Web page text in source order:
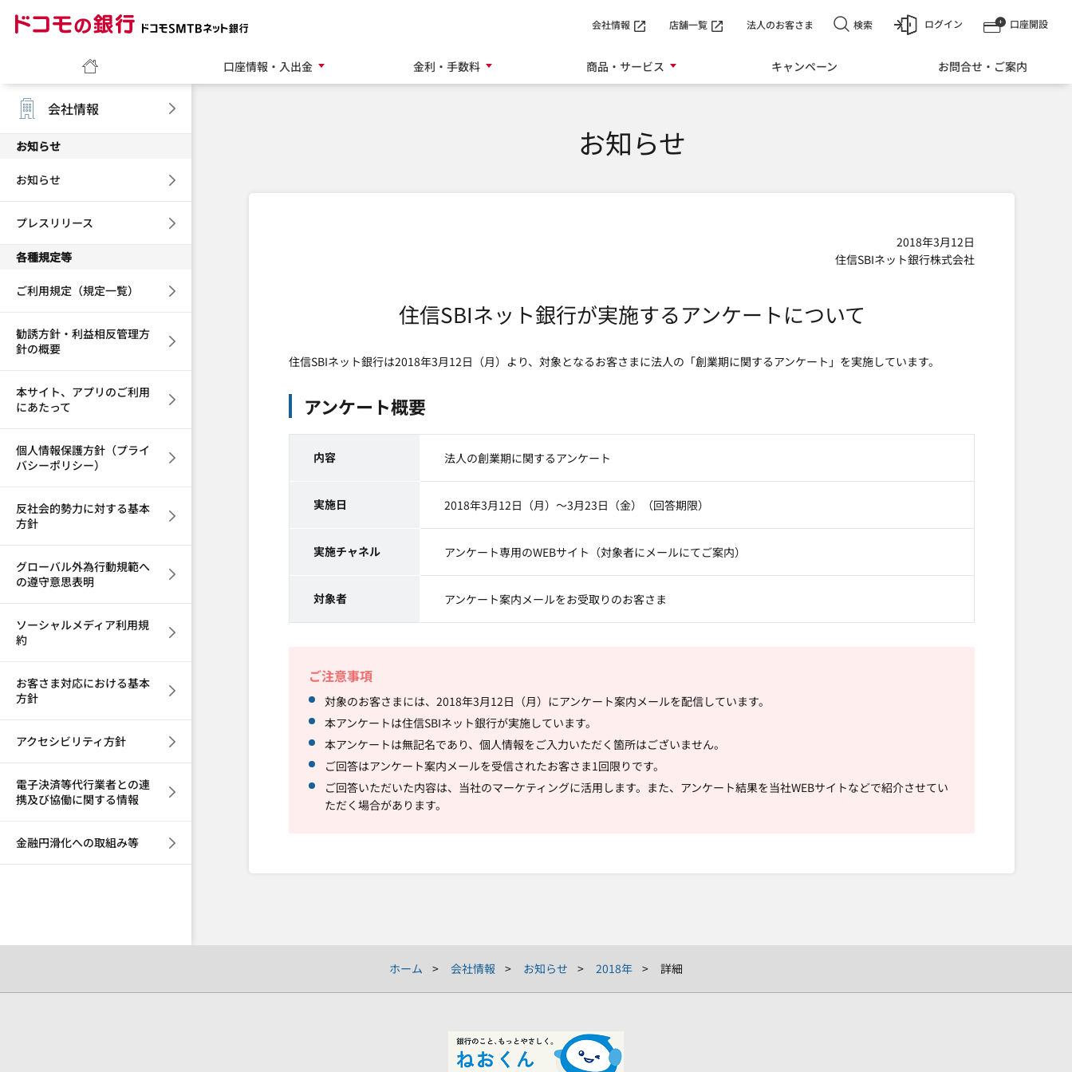
口座開設
ログイン
口座情報・入出金 金利・手数料 商品・サービス キャンペーン お問合せ・ご案内
会社情報 店舗一覧 法人のお客さま 検索
お知らせ
2018年3月12日
住信SBIネット銀行株式会社
住信SBIネット銀行が実施するアンケートについて
住信SBIネット銀行は2018年3月12日（月）より、対象となるお客さまに法人の「創業期に関するアンケート」を実施しています。
アンケート概要
内容 法人の創業期に関するアンケート
実施日 2018年3月12日（月）～3月23日（金）（回答期限）
実施チャネル アンケート専用のWEBサイト（対象者にメールにてご案内）
対象者 アンケート案内メールをお受取りのお客さま
ご注意事項
対象のお客さまには、2018年3月12日（月）にアンケート案内メールを配信しています。
本アンケートは住信SBIネット銀行が実施しています。
本アンケートは無記名であり、個人情報をご入力いただく箇所はございません。
ご回答はアンケート案内メールを受信されたお客さま1回限りです。
ご回答いただいた内容は、当社のマーケティングに活用します。また、アンケート結果を当社WEBサイトなどで紹介させてい
ただく場合があります。
会社情報
お知らせ
お知らせ
プレスリリース
各種規定等
ご利用規定（規定一覧）
勧誘方針・利益相反管理方
針の概要
本サイト、アプリのご利用
にあたって
個人情報保護方針（プライ
バシーポリシー）
反社会的勢力に対する基本
方針
グローバル外為行動規範へ
の遵守意思表明
ソーシャルメディア利用規
約
お客さま対応における基本
方針
アクセシビリティ方針
電子決済等代行業者との連
携及び協働に関する情報
金融円滑化への取組み等
ホーム 会社情報 お知らせ 2018年 詳細